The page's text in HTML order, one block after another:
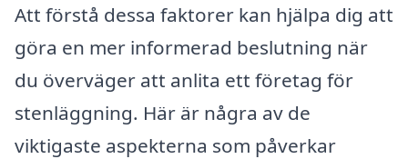
Att förstå dessa faktorer kan hjälpa dig att
göra en mer informerad beslutning när
du överväger att anlita ett företag för
stenläggning. Här är några av de
viktigaste aspekterna som påverkar